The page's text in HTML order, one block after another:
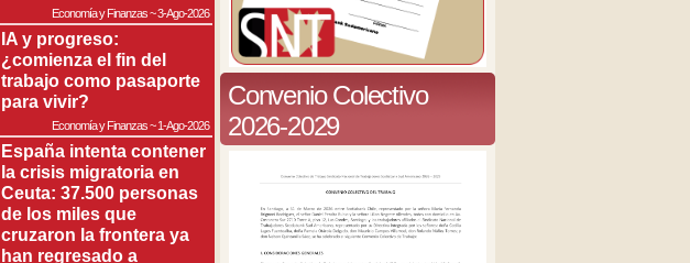
Economía y Finanzas~3-Ago-2026
IA y progreso:
¿comienza el fin del
trabajo como pasaporte
para vivir?
Economía y Finanzas~1-Ago-2026
España intenta contener
la crisis migratoria en
Ceuta: 37.500 personas
de los miles que
cruzaron la frontera ya
han regresado a
Convenio Colectivo
2026-2029